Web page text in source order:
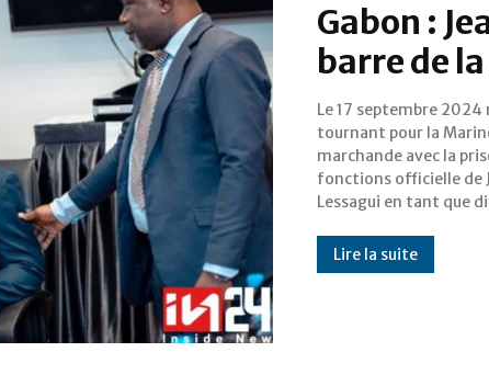
Gabon :
barre de
Le 17 septembre 2024
tournant pour la
marchande avec la
fonctions officielle de
Lessagui en tant que
général. Dans un
élevées, Lessagui arrive avec
promesse de
institution clé pour
Lire la suite